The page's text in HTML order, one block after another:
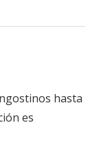
hasta
es